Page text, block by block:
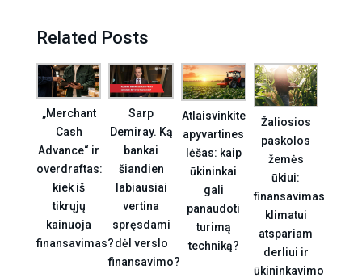
Related Posts
„Merchant
Cash
Advance“ ir
overdraftas:
kiek iš
tikrųjų
kainuoja
finansavimas?
Sarp
Demiray. Ką
bankai
šiandien
labiausiai
vertina
spręsdami
dėl verslo
finansavimo?
Atlaisvinkite
apyvartines
lėšas: kaip
ūkininkai
gali
panaudoti
turimą
techniką?
Žaliosios
paskolos
žemės
ūkiui:
finansavimas
klimatui
atspariam
derliui ir
ūkininkavimo